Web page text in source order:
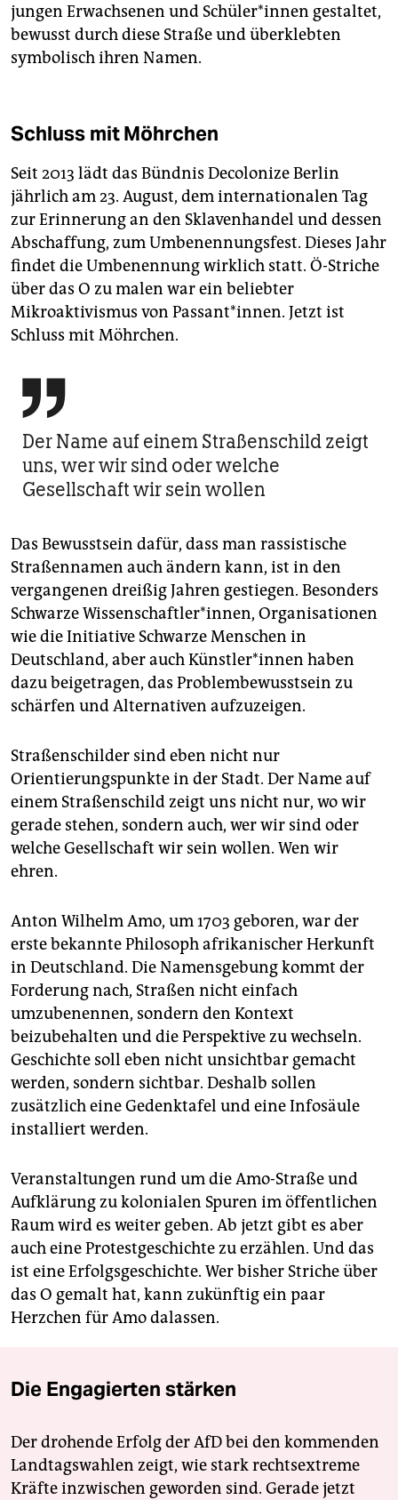
jungen Erwachsenen und Schü­le­r*in­nen gestaltet,
bewusst durch diese Straße und überklebten
symbolisch ihren Namen.
Schluss mit Möhrchen
Seit 2013 lädt das Bündnis Decolonize Berlin
jährlich am 23. August, dem internationalen Tag
zur Erinnerung an den Sklavenhandel und dessen
Abschaffung, zum Umbenennungsfest. Dieses Jahr
findet die Umbenennung wirklich statt. Ö-Striche
über das O zu malen war ein beliebter
Mikroaktivismus von Passant*innen. Jetzt ist
Schluss mit Möhrchen.

Der Name auf einem Straßenschild zeigt
uns, wer wir sind oder welche
Gesellschaft wir sein wollen
Das Bewusstsein dafür, dass man rassistische
Straßennamen auch ändern kann, ist in den
vergangenen dreißig Jahren gestiegen. Besonders
Schwarze Wissenschaftler*innen, Organisationen
wie die Initiative Schwarze Menschen in
Deutschland, aber auch Künst­le­r*in­nen haben
dazu beigetragen, das Problembewusstsein zu
schärfen und Alternativen aufzuzeigen.
Straßenschilder sind eben nicht nur
Orientierungspunkte in der Stadt. Der Name auf
einem Straßenschild zeigt uns nicht nur, wo wir
gerade stehen, sondern auch, wer wir sind oder
welche Gesellschaft wir sein wollen. Wen wir
ehren.
Anton Wilhelm Amo, um 1703 geboren, war der
erste bekannte Philosoph afrikanischer Herkunft
in Deutschland. Die Namensgebung kommt der
Forderung nach, Straßen nicht einfach
umzubenennen, sondern den Kontext
beizubehalten und die Perspektive zu wechseln.
Geschichte soll eben nicht unsichtbar gemacht
werden, sondern sichtbar. Deshalb sollen
zusätzlich eine Gedenktafel und eine Infosäule
installiert werden.
Veranstaltungen rund um die Amo-Straße und
Aufklärung zu kolonialen Spuren im öffentlichen
Raum wird es weiter geben. Ab jetzt gibt es aber
auch eine Protestgeschichte zu erzählen. Und das
ist eine Erfolgsgeschichte. Wer bisher Striche über
das O gemalt hat, kann zukünftig ein paar
Herzchen für Amo dalassen.
Die Engagierten stärken
Der drohende Erfolg der AfD bei den kommenden
Landtagswahlen zeigt, wie stark rechtsextreme
Kräfte inzwischen geworden sind. Gerade jetzt